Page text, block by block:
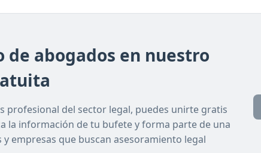
de abogados en nuestro
profesional del sector legal, puedes unirte gratis
la información de tu bufete y forma parte de una
empresas que buscan asesoramiento legal